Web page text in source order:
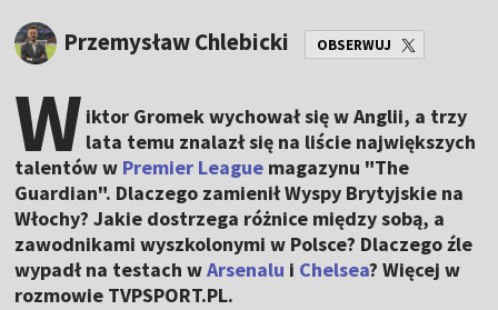
Przemysław Chlebicki OBSERWUJ
W iktor Gromek wychował się w Anglii, a trzy
lata temu znalazł się na liście największych
talentów w Premier League magazynu "The
Guardian". Dlaczego zamienił Wyspy Brytyjskie na
Włochy? Jakie dostrzega różnice między sobą, a
zawodnikami wyszkolonymi w Polsce? Dlaczego źle
wypadł na testach wArsenalu i Chelsea? Więcej w
rozmowie TVPSPORT.PL.